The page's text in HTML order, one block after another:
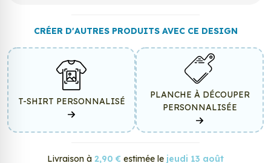
CRÉER D'AUTRES PRODUITS AVEC CE DESIGN
T-SHIRT PERSONNALISÉ
PLANCHE À DÉCOUPER
PERSONNALISÉE
Livraison à 2,90 € estimée le jeudi 13 août